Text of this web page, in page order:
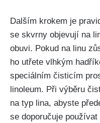
Dalším krokem je​
se skvrny objevují na
obuvi. Pokud na linu⁣
ho utřete vlhkým
speciálním čisticím
linoleum. ​Při výběru
na typ lina, abyste
se doporučuje